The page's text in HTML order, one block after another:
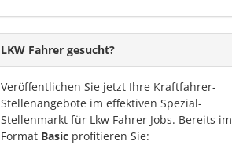
LKW Fahrer gesucht?
Veröffentlichen Sie jetzt Ihre Kraftfahrer-
Stellenangebote im effektiven Spezial-
Stellenmarkt für Lkw Fahrer Jobs. Bereits im
Format Basicprofitieren Sie: